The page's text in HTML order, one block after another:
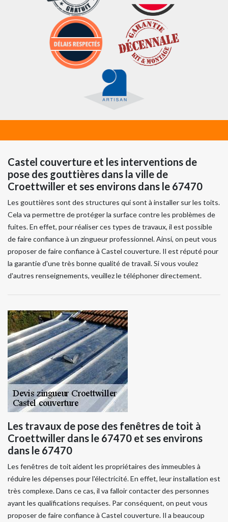
Castel couverture et les interventions de
pose des gouttières dans la ville de
Croettwiller et ses environs dans le 67470
Les gouttières sont des structures qui sont à installer sur les toits.
Cela va permettre de protéger la surface contre les problèmes de
fuites. En effet, pour réaliser ces types de travaux, il est possible
de faire confiance à un zingueur professionnel. Ainsi, on peut vous
proposer de faire confiance à Castel couverture. Il est réputé pour
la garantie d'une très bonne qualité de travail. Si vous voulez
d'autres renseignements, veuillez le téléphoner directement.
Les travaux de pose des fenêtres de toit à
Croettwiller dans le 67470 et ses environs
dans le 67470
Les fenêtres de toit aident les propriétaires des immeubles à
réduire les dépenses pour l'électricité. En effet, leur installation est
très complexe. Dans ce cas, il va falloir contacter des personnes
ayant les qualifications requises. Par conséquent, on peut vous
proposer de faire confiance à Castel couverture. Il a beaucoup